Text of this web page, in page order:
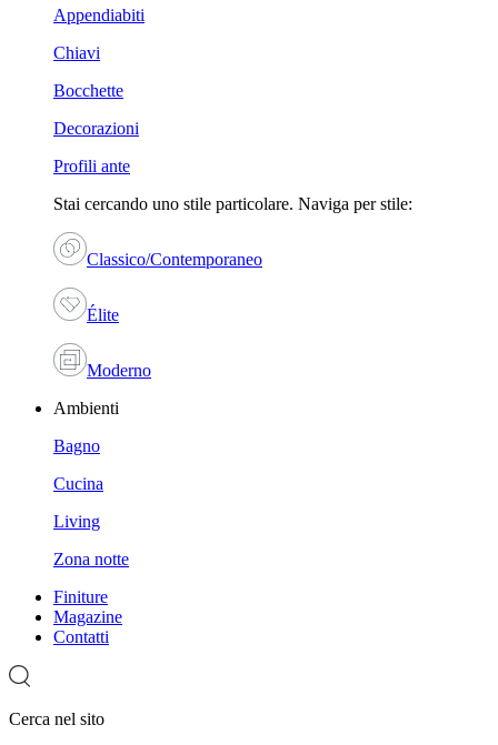
Appendiabiti
Chiavi
Bocchette
Decorazioni
Profili ante
Stai cercando uno stile particolare. Naviga per stile:
Classico/Contemporaneo
Élite
Moderno
Ambienti
Bagno
Cucina
Living
Zona notte
Finiture
Magazine
Contatti
Cerca nel sito